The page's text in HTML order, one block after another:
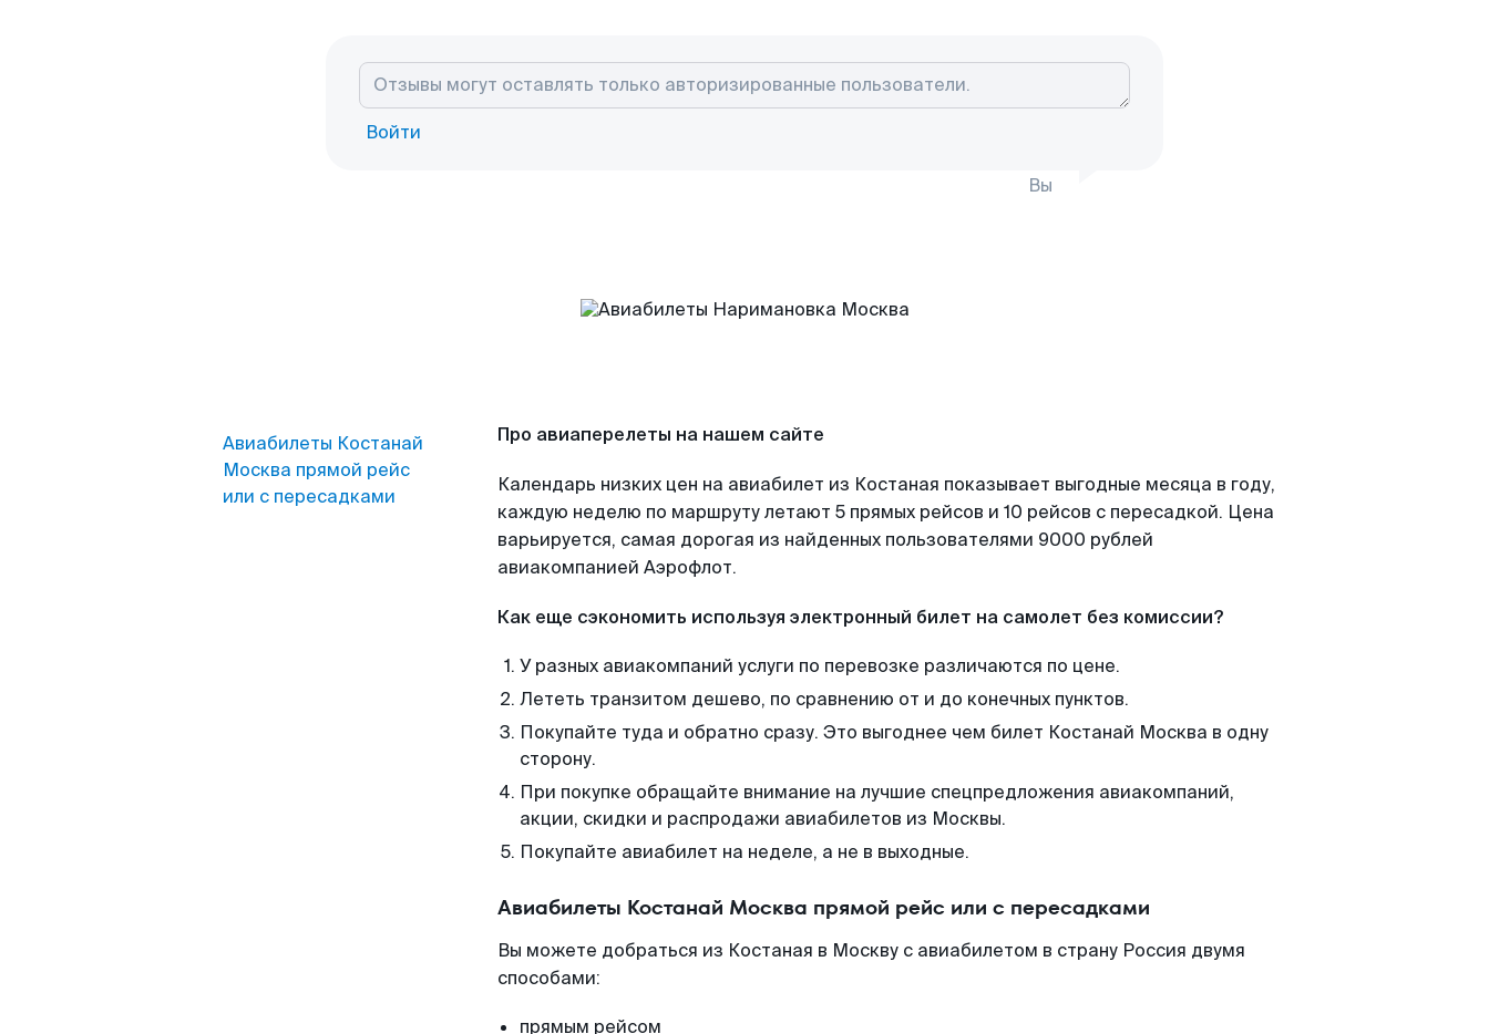
Войти
Вы
Авиабилеты Костанай
Москва прямой рейс
или с пересадками
Про авиаперелеты на нашем сайте
Календарь низких цен на авиабилет из Костаная показывает выгодные месяца в году,
каждую неделю по маршруту летают 5 прямых рейсов и 10 рейсов с пересадкой. Цена
варьируется, самая дорогая из найденных пользователями 9000 рублей
авиакомпанией Аэрофлот.
Как еще сэкономить используя электронный билет на самолет без комиссии?
У разных авиакомпаний услуги по перевозке различаются по цене.
Лететь транзитом дешево, по сравнению от и до конечных пунктов.
Покупайте туда и обратно сразу. Это выгоднее чем билет Костанай Москва в одну
сторону.
При покупке обращайте внимание на лучшие спецпредложения авиакомпаний,
акции, скидки и распродажи авиабилетов из Москвы.
Покупайте авиабилет на неделе, а не в выходные.
Авиабилеты Костанай Москва прямой рейс или с пересадками
Вы можете добраться из Костаная в Москву с авиабилетом в страну Россия двумя
способами:
прямым рейсом